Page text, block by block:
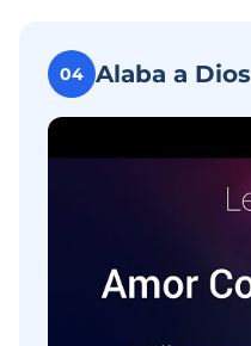
04 Alaba a Dios